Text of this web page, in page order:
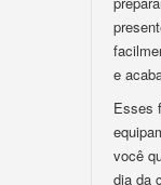
e
Esses
você
dia da